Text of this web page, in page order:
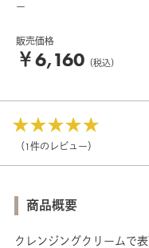
ー
販売価格
￥6,160 （税込）
（1件のレビュー）
商品概要
クレンジングクリームで